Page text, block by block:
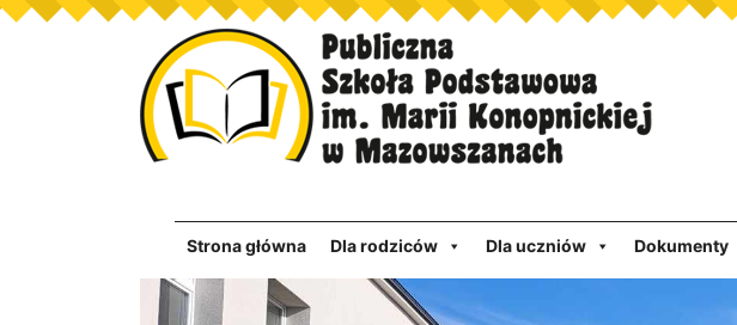
Strona główna Dla rodziców Dla uczniów Dokumenty